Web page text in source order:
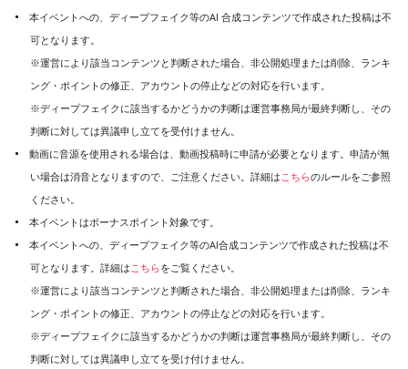
本イベントへの、ディープフェイク等のAI 合成コンテンツで作成された投稿は不
可となります。
※運営により該当コンテンツと判断された場合、非公開処理または削除、ランキ
ング・ポイントの修正、アカウントの停止などの対応を行います。
※ディープフェイクに該当するかどうかの判断は運営事務局が最終判断し、その
判断に対しては異議申し立てを受付けません。
動画に音源を使用される場合は、動画投稿時に申請が必要となります。申請が無
い場合は消音となりますので、ご注意ください。詳細はこちらのルールをご参照
ください。
本イベントはボーナスポイント対象です。
本イベントへの、ディープフェイク等のAI合成コンテンツで作成された投稿は不
可となります。詳細はこちらをご覧ください。
※運営により該当コンテンツと判断された場合、非公開処理または削除、ランキ
ング・ポイントの修正、アカウントの停止などの対応を行います。
※ディープフェイクに該当するかどうかの判断は運営事務局が最終判断し、その
判断に対しては異議申し立てを受け付けません。